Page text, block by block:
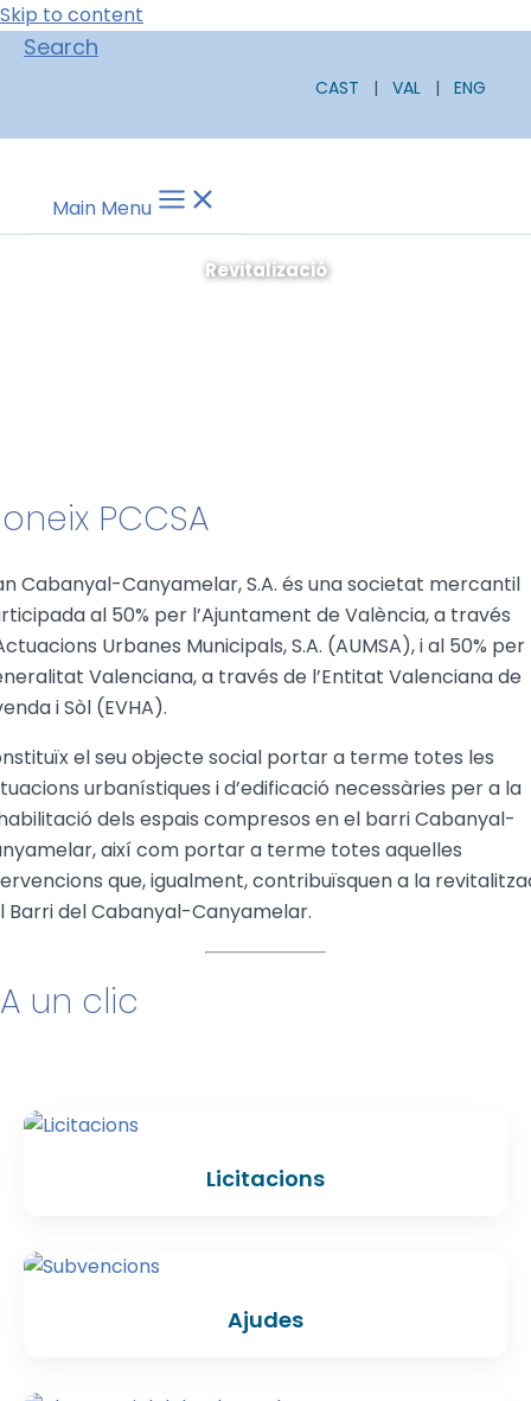
Skip to content
Search
CAST | VAL | ENG
Main Menu
PCCSA
Cabanyal-Canyamelar, S.A. és una societat mercantil
al 50% per l’Ajuntament de València, a través
Urbanes Municipals, S.A. (AUMSA), i al 50% per
Valenciana, a través de l’Entitat Valenciana de
i Sòl (EVHA).
el seu objecte social portar a terme totes les
urbanístiques i d’edificació necessàries per a la
dels espais compresos en el barri Cabanyal-
així com portar a terme totes aquelles
que, igualment, contribuïsquen a la
Barri del Cabanyal-Canyamelar.
A un clic
Licitacions
Ajudes